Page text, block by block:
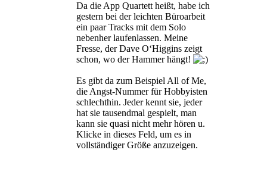
Da die App Quartett heißt, habe ich
gestern bei der leichten Büroarbeit
ein paar Tracks mit dem Solo
nebenher laufenlassen. Meine
Fresse, der Dave O‘Higgins zeigt
schon, wo der Hammer hängt!
Es gibt da zum Beispiel All of Me,
die Angst-Nummer für Hobbyisten
schlechthin. Jeder kennt sie, jeder
hat sie tausendmal gespielt, man
kann sie quasi nicht mehr hören u.
Klicke in dieses Feld, um es in
vollständiger Größe anzuzeigen.